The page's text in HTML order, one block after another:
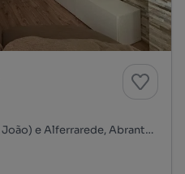
Abrantes (São Vicente e São João) e Alferrarede, Abrantes, Santarém